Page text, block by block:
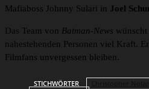
Mafiaboss Johnny Sulari in Joel
Das Team von Batman-News
nahestehenden Personen viel Kraft.
Filmfans unvergessen bleiben.
STICHWÖRTER